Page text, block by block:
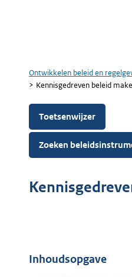
Kruimelpad
Ontwikkelen beleid en
Kennisgedreven beleid
Toetsenwijzer
Zoeken
Inhoudsopgave